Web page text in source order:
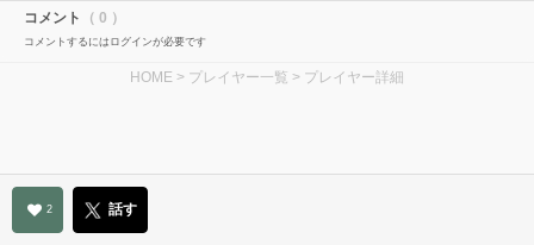
コメント （ 0 ）
コメントするにはログインが必要です
HOME > プレイヤー一覧 > プレイヤー詳細
2 話す